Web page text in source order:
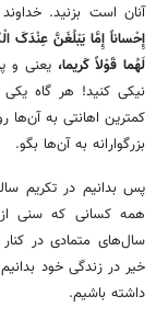
آنان است بزنید.
إِحْساناً إِمَّا یَبْلُغَنَّ عِنْدَکَ
لَهُما قَوْلاً کَریما، یعنی و
نیکی کنید! هر گاه
کمترین اهانتی به آن‌ها
بزرگوارانه به آن‌ها بگو.
پس بدانیم در تکریم
همه کسانی که سنی از
سال‌های متمادی در
خیر در زندگی خود
داشته باشیم.